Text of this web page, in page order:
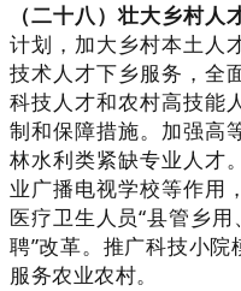
（二十八）壮大乡村人
计划，加大乡村本土人
技术人才下乡服务，全
科技人才和农村高技能
制和保障措施。加强高
林水利类紧缺专业人才
业广播电视学校等作用
医疗卫生人员“县管乡
聘”改革。推广科技小
服务农业农村。